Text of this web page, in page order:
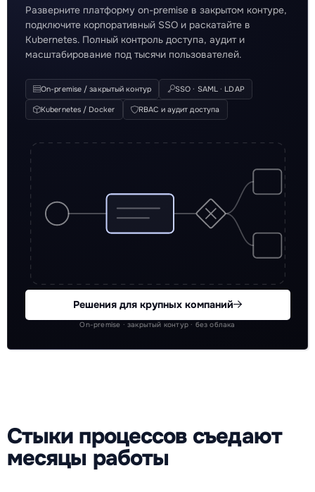
Разверните платформу on-premise в закрытом контуре,
подключите корпоративный SSO и раскатайте в
Kubernetes. Полный контроль доступа, аудит и
масштабирование под тысячи пользователей.
On-premise / закрытый контур SSO · SAML · LDAP
Kubernetes / Docker RBAC и аудит доступа
Решения для крупных компаний
On-premise · закрытый контур · без облака
Стыки процессов съедают
месяцы работы